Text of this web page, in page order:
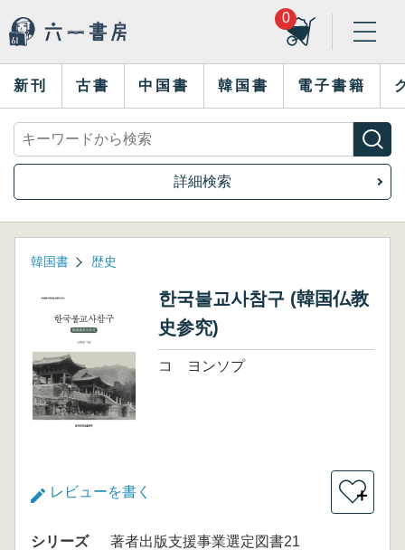
0
新刊 古書 中国書 韓国書 電子書籍
詳細検索
韓国書 歴史
한국불교사참구 (韓国仏教
史参究)
コ ヨンソプ
レビューを書く ＋
シリーズ
著者出版支援事業選定図書21